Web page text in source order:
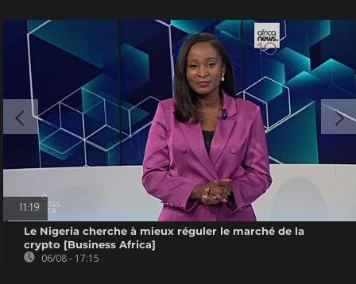
11:19
Le Nigeria cherche à mieux réguler le marché de la
crypto [Business Africa]
06/08 - 17:15